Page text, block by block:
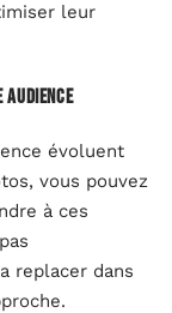
leur
évoluent
vous pouvez
à ces
replacer dans